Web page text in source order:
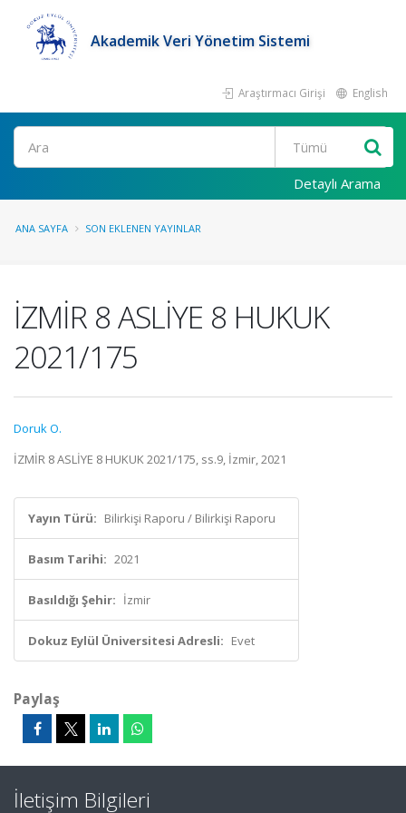
Akademik Veri Yönetim Sistemi
Araştırmacı Girişi English
Ara
Detaylı Arama
ANA SAYFA SON EKLENEN YAYINLAR
İZMİR 8 ASLİYE 8 HUKUK
2021/175
Doruk O.
İZMİR 8 ASLİYE 8 HUKUK 2021/175, ss.9, İzmir, 2021
Yayın Türü: Bilirkişi Raporu / Bilirkişi Raporu
Basım Tarihi: 2021
Basıldığı Şehir: İzmir
Dokuz Eylül Üniversitesi Adresli: Evet
Paylaş
İletişim Bilgileri